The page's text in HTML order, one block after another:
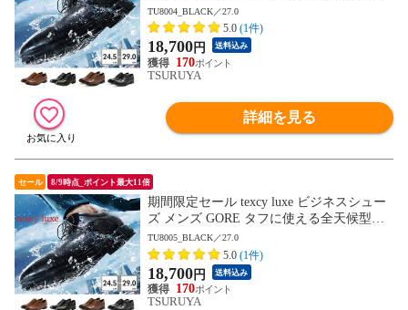
ジネスシューズ TU8001 TU8002 TU8003 T
U8004 TU8005 TU8006 TU8007 テクシーリ
ュクス GORE-TEX ゴアテックス ゆったり
幅 3E 4E
TU8004_BLACK／27.0
5.0 (1件)
18,700円 送料込み
170
TSURUYA
詳細を見る
セール 8/9時点_ポイント最大11倍
期間限定セール texcy luxe ビジネスシュー
ズ メンズ GORE タフに使える全天候型ビ
ジネスシューズ TU8001 TU8002 TU8003 T
U8004 TU8005 TU8006 TU8007 テクシーリ
ュクス GORE-TEX ゴアテックス ゆったり
幅 3E 4E
TU8005_BLACK／27.0
5.0 (1件)
18,700円 送料込み
170
TSURUYA